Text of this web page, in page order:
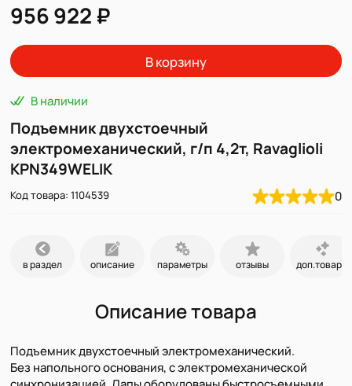
956 922 ₽
В корзину
В наличии
Подъемник двухстоечный
электромеханический, г/п 4,2т, Ravaglioli
KPN349WELIK
Код товара: 1104539 0
в раздел описание параметры отзывы доп.товары
Описание товара
Подъемник двухстоечный электромеханический.
Без напольного основания, с электромеханической